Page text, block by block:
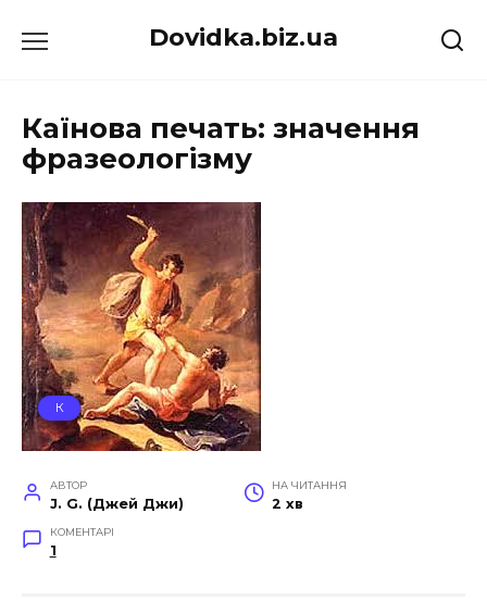
до
Dovidka.biz.ua
Каїнова печать: значення
фразеологізму
К
АВТОР
J. G. (Джей Джи)
НА ЧИТАННЯ
2 хв
КОМЕНТАРІ
1